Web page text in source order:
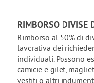
RIMBORSO DIVISE
Rimborso al 50% di
lavorativa dei
individuali. Possono
camicie e gilet,
vestiti o altri